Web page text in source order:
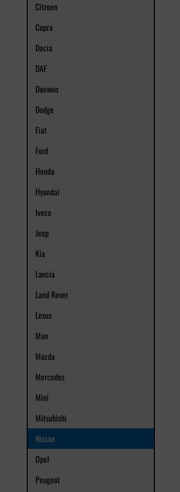
Citroen
Cupra
Dacia
DAF
Daewoo
Dodge
Fiat
Ford
Honda
Hyundai
Iveco
Jeep
Kia
Lancia
Land Rover
Lexus
Man
Mazda
Mercedes
Mini
Mitsubishi
Nissan
Opel
Peugeot